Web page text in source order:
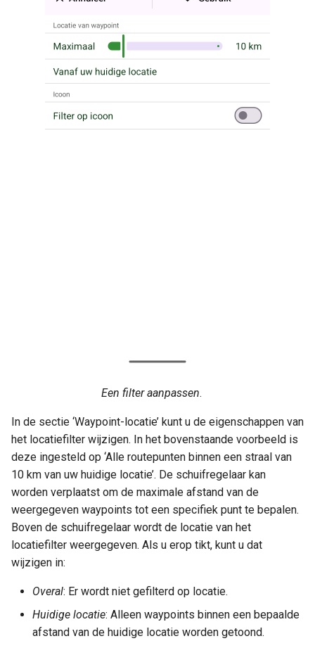
Een filter aanpassen.
In de sectie ‘Waypoint-locatie’ kunt u de eigenschappen van
het locatiefilter wijzigen. In het bovenstaande voorbeeld is
deze ingesteld op ‘Alle routepunten binnen een straal van
10 km van uw huidige locatie’. De schuifregelaar kan
worden verplaatst om de maximale afstand van de
weergegeven waypoints tot een specifiek punt te bepalen.
Boven de schuifregelaar wordt de locatie van het
locatiefilter weergegeven. Als u erop tikt, kunt u dat
wijzigen in:
Overal: Er wordt niet gefilterd op locatie.
Huidige locatie: Alleen waypoints binnen een bepaalde
afstand van de huidige locatie worden getoond.